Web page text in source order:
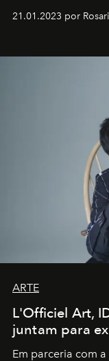
21.01.2023 por
ARTE
L'Officiel Art,
juntam para
Em parceria com a